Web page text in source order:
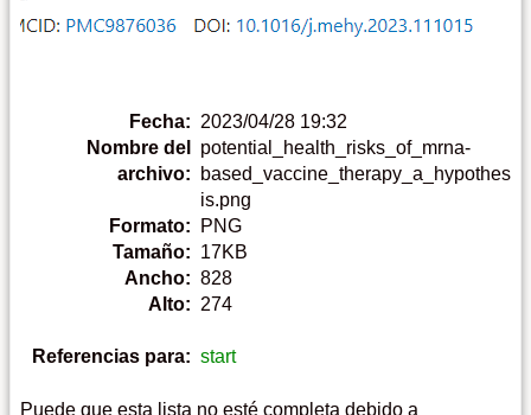
Fecha: 2023/04/28 19:32
Nombre del
archivo:
potential_health_risks_of_mrna-
based_vaccine_therapy_a_hypothes
is.png
Formato:
PNG
Tamaño: 17KB
Ancho: 828
Alto: 274
Referencias para: start
Puede que esta lista no esté completa debido a